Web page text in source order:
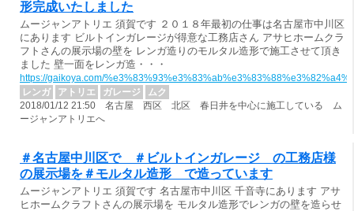
形完成いたしました
ムージャンアトリエ 須賀です ２０１８年最初の仕事は名古屋市中川区
にあります ビルトインガレージが得意な工務店さん アサヒホームクラ
フトさんの展示場の壁を レンガ造りのモルタル造形で施工させて頂き
ました 壁一面をレンガ造・・・
https://gaikoya.com/
レンガ
アトリエ ガレージ
ムク
2018/01/12 21:50 名古屋 西区 北区 春日井を中心に施工している ム
ージャンアトリエへ
＃名古屋中川区で ＃ビルトインガレージ の工務店様
の展示場を＃モルタル造形 で造っています
ムージャンアトリエ 須賀です 名古屋市中川区 千音寺にあります アサ
ヒホームクラフトさんの展示場を モルタル造形でレンガの壁を造らせ